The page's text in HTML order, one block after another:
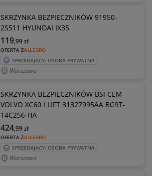
SKRZYNKA BEZPIECZNIKÓW 91950-
2S511 HYUNDAI IX35
OFERTA ZALLEGRO
119,99zł
SPRZEDAJĄCY: OSOBA PRYWATNA
Warszawa
SKRZYNKA BEZPIECZNIKÓW BSI CEM
VOLVO XC60 I LIFT 31327995AA BG9T-
14C256-HA
OFERTA ZALLEGRO
424,99zł
SPRZEDAJĄCY: OSOBA PRYWATNA
Warszawa